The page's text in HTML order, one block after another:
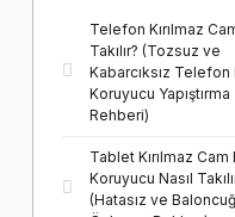
Telefon Kırılmaz
Takılır? (Tozsuz ve
Kabarcıksız Telefon
Koruyucu Yapıştırma
Rehberi)
Tablet Kırılmaz Cam
Koruyucu Nasıl
(Hatasız ve